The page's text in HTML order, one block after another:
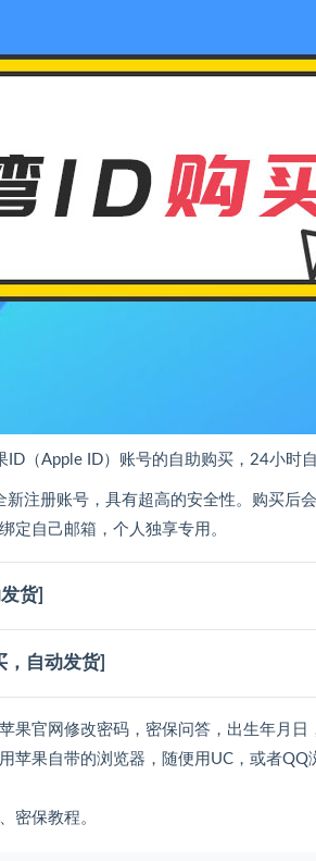
（Apple ID）账号的自助购买，24小时
注册账号，具有超高的安全性。购买后
定自己邮箱，个人独享专用。
货]
，自动发货]
果官网修改密码，密保问答，出生年月日
苹果自带的浏览器，随便用UC，或者
密保教程。